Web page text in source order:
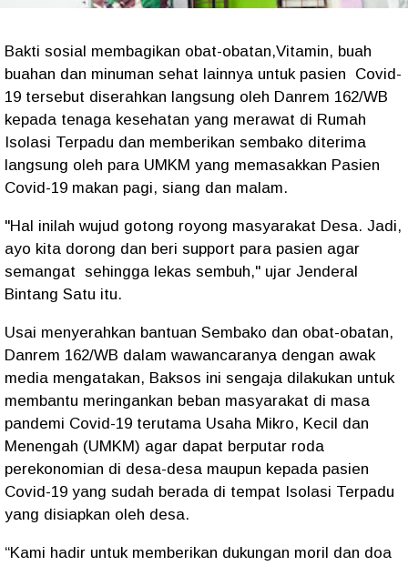
Bakti sosial membagikan obat-obatan,Vitamin, buah
buahan dan minuman sehat lainnya untuk pasien Covid-
19 tersebut diserahkan langsung oleh Danrem 162/WB
kepada tenaga kesehatan yang merawat di Rumah
Isolasi Terpadu dan memberikan sembako diterima
langsung oleh para UMKM yang memasakkan Pasien
Covid-19 makan pagi, siang dan malam.
"Hal inilah wujud gotong royong masyarakat Desa. Jadi,
ayo kita dorong dan beri support para pasien agar
semangat sehingga lekas sembuh," ujar Jenderal
Bintang Satu itu.
Usai menyerahkan bantuan Sembako dan obat-obatan,
Danrem 162/WB dalam wawancaranya dengan awak
media mengatakan, Baksos ini sengaja dilakukan untuk
membantu meringankan beban masyarakat di masa
pandemi Covid-19 terutama Usaha Mikro, Kecil dan
Menengah (UMKM) agar dapat berputar roda
perekonomian di desa-desa maupun kepada pasien
Covid-19 yang sudah berada di tempat Isolasi Terpadu
yang disiapkan oleh desa.
“Kami hadir untuk memberikan dukungan moril dan doa